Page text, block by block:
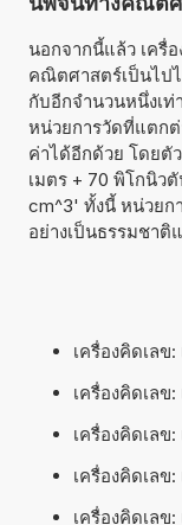
นอกจากนี้แล้ว เครื่
คณิตศาสตร์เป็นไป
กับอีกจำนวนหนึ่งเ
หน่วยการวัดที่แตก
ค่าได้อีกด้วย โดยตั
เมตร + 70 พิโกนิว
cm^3' ทั้งนี้ หน่วยก
อย่างเป็นธรรมชาติ
เครื่องคิดเล
เครื่องคิดเล
เครื่องคิดเล
เครื่องคิดเล
เครื่องคิดเลข